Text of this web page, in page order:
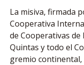
La misiva, firmada
Cooperativa
de Cooperativas de
Quintas y todo el
gremio